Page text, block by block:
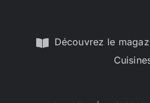
Découvrez le